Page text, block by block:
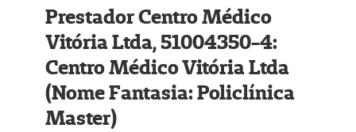
Prestador Centro Médico
Vitória Ltda, 51004350-4:
Centro Médico Vitória Ltda
(Nome Fantasia: Policlínica
Master)